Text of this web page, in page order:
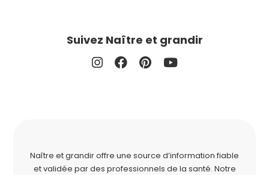
Suivez Naître et grandir
Naître et grandir offre une source d’information fiable
et validée par des professionnels de la santé. Notre